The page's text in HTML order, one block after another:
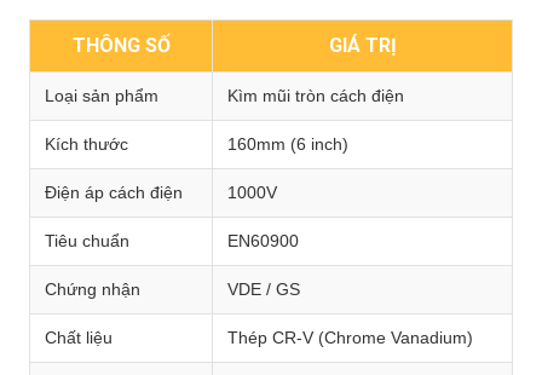
THÔNG SỐ GIÁ TRỊ
Loại sản phẩm Kìm mũi tròn cách điện
Kích thước 160mm (6 inch)
Điện áp cách điện 1000V
Tiêu chuẩn EN60900
Chứng nhận VDE / GS
Chất liệu Thép CR-V (Chrome Vanadium)